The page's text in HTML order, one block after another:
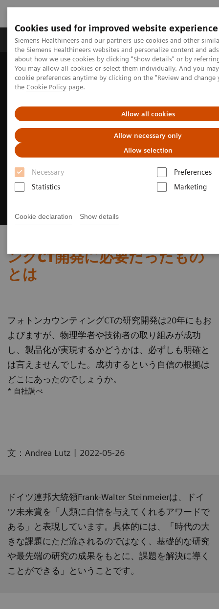
Cookies used for improved website experience
Siemens Healthineers and our partners use cookies and other
the Siemens Healthineers websites and personalize content and
about how we use cookies by clicking "Show details" or by
You may allow all cookies or select them individually. And you
cookie preferences anytime by clicking on the "Review and
the Cookie Policy page.
Allow all cookies
Allow necessary only
Allow selection
Necessary
Preferences
Statistics
Marketing
Cookie declaration Show details
製品＆サービス サポート情報 Insights
ホーム 画像診断・治療装置
X線CT装置
CT関連トピック・ケースレポート
フォトンカウンティングには、頼りになるパートナーが必要です
ングCT開発に必要だったもの
とは
フォトンカウンティングCTの研究開発は20年にもお
よびますが、物理学者や技術者の取り組みが成功
し、製品化が実現するかどうかは、必ずしも明確と
は言えませんでした。成功するという自信の根拠は
どこにあったのでしょうか。
* 自社調べ
文：Andrea Lutz | 2022-05-26
ドイツ連邦大統領Frank-Walter Steinmeierは、ドイ
ツ未来賞を「人類に自信を与えてくれるアワードで
ある」と表現しています。具体的には、「時代の大
きな課題にただ流されるのではなく、基礎的な研究
や最先端の研究の成果をもとに、課題を解決に導く
ことができる」ということです。